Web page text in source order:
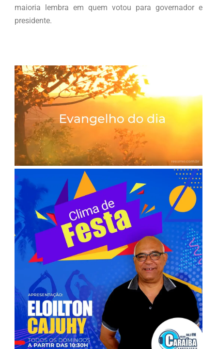
maioria lembra em quem votou para governador e
presidente.